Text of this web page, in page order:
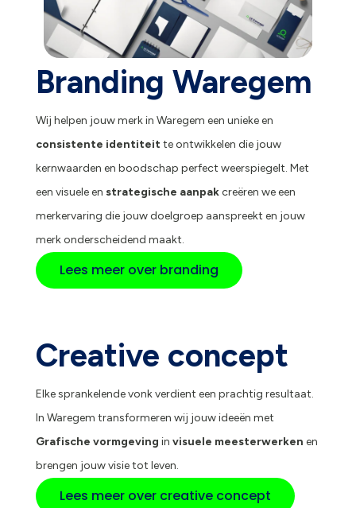
Branding Waregem
Wij helpen jouw merk in Waregem een unieke en
consistente identiteitte ontwikkelen die jouw
kernwaarden en boodschap perfect weerspiegelt. Met
een visuele en strategische aanpakcreëren we een
merkervaring die jouw doelgroep aanspreekt en jouw
merk onderscheidend maakt.
Lees meer over branding
Creative concept
Elke sprankelende vonk verdient een prachtig resultaat.
In Waregem transformeren wij jouw ideeën met
Grafische vormgeving in visuele meesterwerken en
brengen jouw visie tot leven.
Lees meer over creative concept